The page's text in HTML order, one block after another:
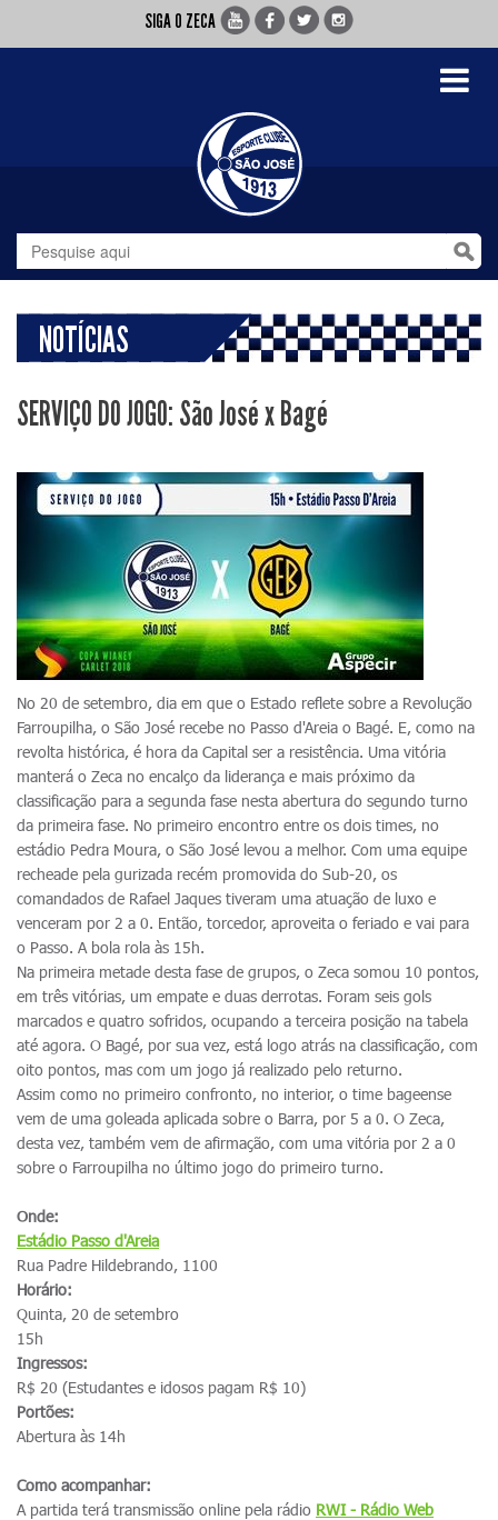
SIGA O ZECA
Toggle
NOTÍCIAS
SERVIÇO DO JOGO: São José x Bagé
No 20 de setembro, dia em que o Estado reflete sobre a Revolução
Farroupilha, o São José recebe no Passo d'Areia o Bagé. E, como na
revolta histórica, é hora da Capital ser a resistência. Uma vitória
manterá o Zeca no encalço da liderança e mais próximo da
classificação para a segunda fase nesta abertura do segundo turno
da primeira fase. No primeiro encontro entre os dois times, no
estádio Pedra Moura, o São José levou a melhor. Com uma equipe
recheade pela gurizada recém promovida do Sub-20, os
comandados de Rafael Jaques tiveram uma atuação de luxo e
venceram por 2 a 0. Então, torcedor, aproveita o feriado e vai para
o Passo. A bola rola às 15h.
Na primeira metade desta fase de grupos, o Zeca somou 10 pontos,
em três vitórias, um empate e duas derrotas. Foram seis gols
marcados e quatro sofridos, ocupando a terceira posição na tabela
até agora. O Bagé, por sua vez, está logo atrás na classificação, com
oito pontos, mas com um jogo já realizado pelo returno.
Assim como no primeiro confronto, no interior, o time bageense
vem de uma goleada aplicada sobre o Barra, por 5 a 0. O Zeca,
desta vez, também vem de afirmação, com uma vitória por 2 a 0
sobre o Farroupilha no último jogo do primeiro turno.
Onde:
Estádio Passo d'Areia
Rua Padre Hildebrando, 1100
Horário:
Quinta, 20 de setembro
15h
Ingressos:
R$ 20 (Estudantes e idosos pagam R$ 10)
Portões:
Abertura às 14h
Como acompanhar:
A partida terá transmissão online pela rádio RWI - Rádio Web